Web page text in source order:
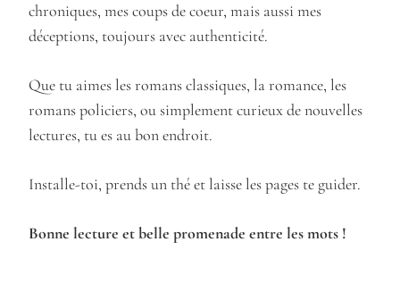
chroniques, mes coups de coeur, mais aussi mes
déceptions, toujours avec authenticité.
Que tu aimes les romans classiques, la romance, les
romans policiers, ou simplement curieux de nouvelles
lectures, tu es au bon endroit.
Installe-toi, prends un thé et laisse les pages te guider.
Bonne lecture et belle promenade entre les mots !